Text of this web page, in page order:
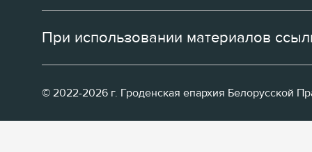
При использовании материалов
© 2022-2026 г. Гроденская епархия Белорусской